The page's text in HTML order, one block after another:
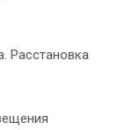
Расстановка